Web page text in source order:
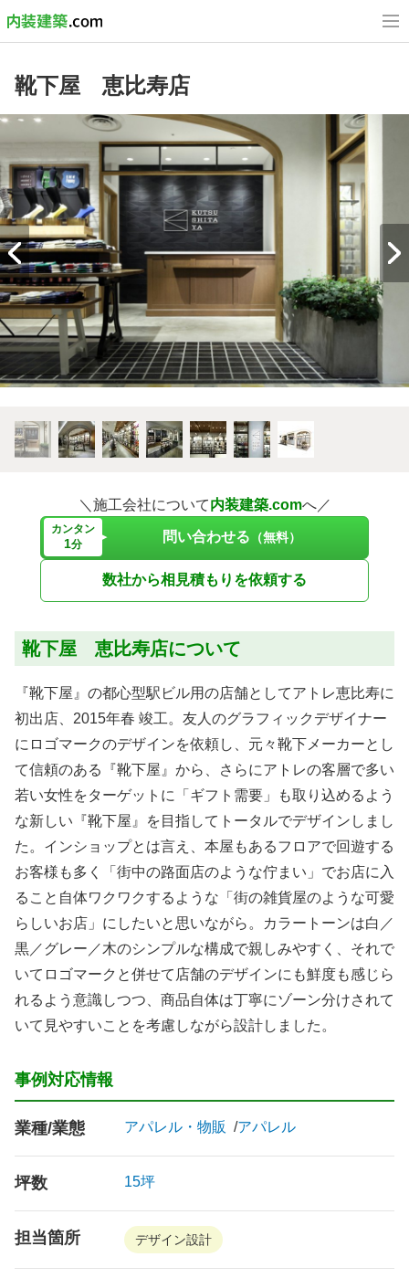
靴下屋 恵比寿店
＼施工会社について内装建築.comへ／
カンタン
1分 問い合わせる （無料）
数社から相見積もりを依頼する
靴下屋 恵比寿店について
『靴下屋』の都心型駅ビル用の店舗としてアトレ恵比寿に
初出店、2015年春 竣工。友人のグラフィックデザイナー
にロゴマークのデザインを依頼し、元々靴下メーカーとし
て信頼のある『靴下屋』から、さらにアトレの客層で多い
若い女性をターゲットに「ギフト需要」も取り込めるよう
な新しい『靴下屋』を目指してトータルでデザインしまし
た。インショップとは言え、本屋もあるフロアで回遊する
お客様も多く「街中の路面店のような佇まい」でお店に入
ること自体ワクワクするような「街の雑貨屋のような可愛
らしいお店」にしたいと思いながら。カラートーンは白／
黒／グレー／木のシンプルな構成で親しみやすく、それで
いてロゴマークと併せて店舗のデザインにも鮮度も感じら
れるよう意識しつつ、商品自体は丁寧にゾーン分けされて
いて見やすいことを考慮しながら設計しました。
事例対応情報
業種/業態 アパレル・物販 アパレル
坪数 15坪
担当箇所 デザイン設計